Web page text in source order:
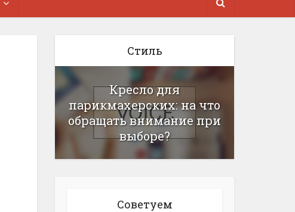
Стиль
Кресло для
парикмахерских: на что
обращать внимание при
выборе?
Советуем